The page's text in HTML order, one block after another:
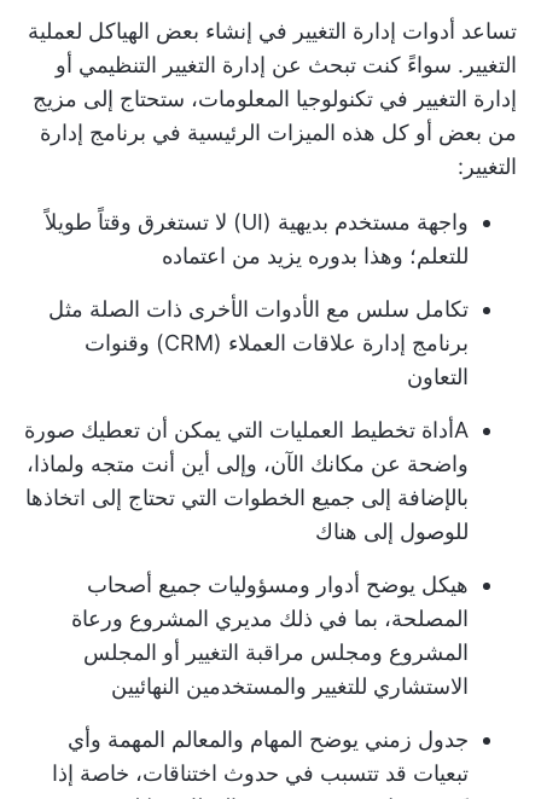
تساعد أدوات إدارة التغيير في إنشاء بعض الهياكل لعملية
التغيير. سواءً كنت تبحث عن إدارة التغيير التنظيمي أو
إدارة التغيير في تكنولوجيا المعلومات، ستحتاج إلى مزيج
من بعض أو كل هذه الميزات الرئيسية في برنامج إدارة
التغيير:
واجهة مستخدم بديهية (UI) لا تستغرق وقتاً طويلاً
للتعلم؛ وهذا بدوره يزيد من اعتماده
تكامل سلس مع الأدوات الأخرى ذات الصلة مثل
برنامج إدارة علاقات العملاء (CRM) وقنوات
التعاون
Aأداة تخطيط العمليات التي يمكن أن تعطيك صورة
واضحة عن مكانك الآن، وإلى أين أنت متجه ولماذا،
بالإضافة إلى جميع الخطوات التي تحتاج إلى اتخاذها
للوصول إلى هناك
هيكل يوضح أدوار ومسؤوليات جميع أصحاب
المصلحة، بما في ذلك مديري المشروع ورعاة
المشروع ومجلس مراقبة التغيير أو المجلس
الاستشاري للتغيير والمستخدمين النهائيين
جدول زمني يوضح المهام والمعالم المهمة وأي
تبعيات قد تتسبب في حدوث اختناقات، خاصة إذا